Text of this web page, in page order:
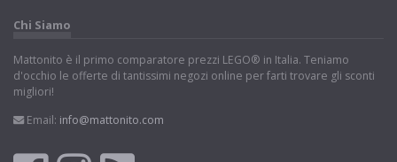
Chi Siamo
Mattonito è il primo comparatore prezzi LEGO® in Italia. Teniamo
d'occhio le offerte di tantissimi negozi online per farti trovare gli sconti
migliori!
Email: info@mattonito.com